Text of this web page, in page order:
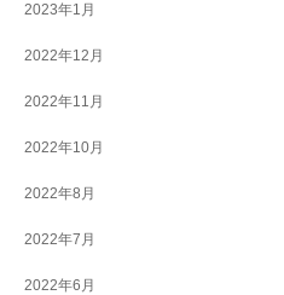
2023年1月
2022年12月
2022年11月
2022年10月
2022年8月
2022年7月
2022年6月